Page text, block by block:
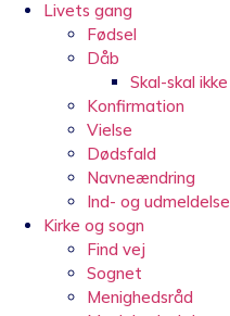
Livets gang
Fødsel
Dåb
Skal-skal ikke
Konfirmation
Vielse
Dødsfald
Navneændring
Ind- og udmeldelse
Kirke og sogn
Find vej
Sognet
Menighedsråd